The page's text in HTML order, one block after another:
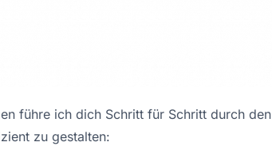
führe ich dich Schritt für Schritt durch den
zu gestalten: